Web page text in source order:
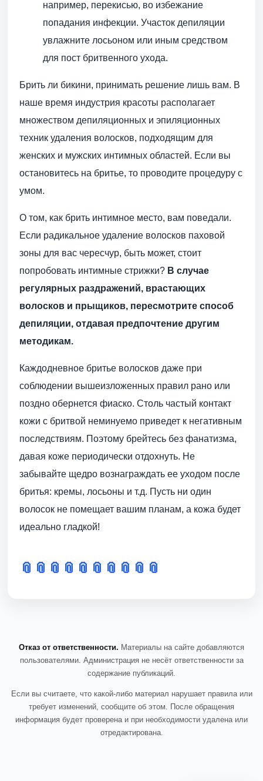
например, перекисью, во избежание
попадания инфекции. Участок депиляции
увлажните лосьоном или иным средством
для пост бритвенного ухода.
Брить ли бикини, принимать решение лишь вам. В
наше время индустрия красоты располагает
множеством депиляционных и эпиляционных
техник удаления волосков, подходящим для
женских и мужских интимных областей. Если вы
остановитесь на бритье, то проводите процедуру с
умом.
О том, как брить интимное место, вам поведали.
Если радикальное удаление волосков паховой
зоны для вас чересчур, быть может, стоит
попробовать интимные стрижки? В случае
регулярных раздражений, врастающих
волосков и прыщиков, пересмотрите способ
депиляции, отдавая предпочтение другим
методикам.
Каждодневное бритье волосков даже при
соблюдении вышеизложенных правил рано или
поздно обернется фиаско. Столь частый контакт
кожи с бритвой неминуемо приведет к негативным
последствиям. Поэтому брейтесь без фанатизма,
давая коже периодически отдохнуть. Не
забывайте щедро вознаграждать ее уходом после
бритья: кремы, лосьоны и т.д. Пусть ни один
волосок не помещает вашим планам, а кожа будет
идеально гладкой!
📎 📎 📎 📎 📎 📎 📎 📎 📎 📎
Отказ от ответственности. Материалы на сайте добавляются
пользователями. Администрация не несёт ответственности за
содержание публикаций.
Если вы считаете, что какой-либо материал нарушает правила или
требует изменений, сообщите об этом. После обращения
информация будет проверена и при необходимости удалена или
отредактирована.